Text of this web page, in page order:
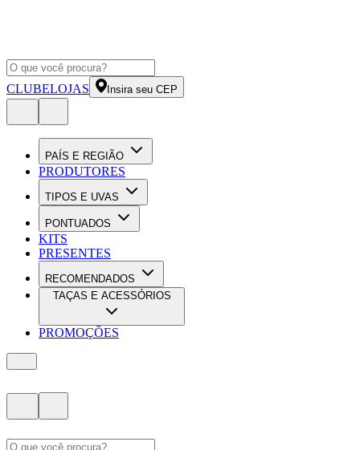
CLUBELOJAS Insira seu CEP
PAÍS E REGIÃO
PRODUTORES
TIPOS E UVAS
PONTUADOS
KITS
PRESENTES
RECOMENDADOS
TAÇAS E ACESSÓRIOS
PROMOÇÕES